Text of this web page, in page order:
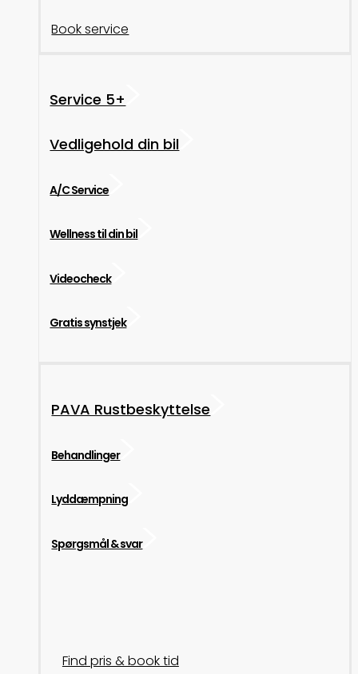
Book service
Service 5+
Vedligehold din bil
A/C Service
Wellness til din bil
Videocheck
Gratis synstjek
PAVA Rustbeskyttelse
Behandlinger
Lyddæmpning
Spørgsmål & svar
Find pris & book tid